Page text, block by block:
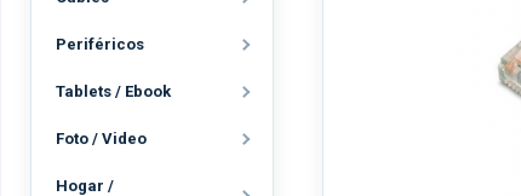
Periféricos
Tablets / Ebook
Foto / Video
Hogar /